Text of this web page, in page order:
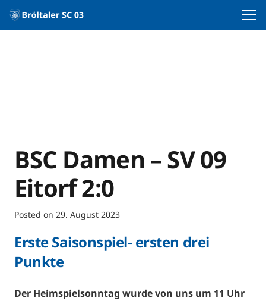
BSC Damen – SV 09
Eitorf 2:0
Posted on 29. August 2023
Erste Saisonspiel- ersten drei
Punkte
Der Heimspielsonntag wurde von uns um 11 Uhr